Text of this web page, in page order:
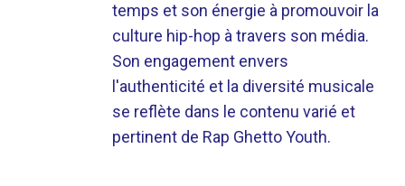
temps et son énergie à promouvoir la
culture hip-hop à travers son média.
Son engagement envers
l'authenticité et la diversité musicale
se reflète dans le contenu varié et
pertinent de Rap Ghetto Youth.